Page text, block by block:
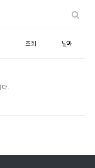
조회 날짜
다.